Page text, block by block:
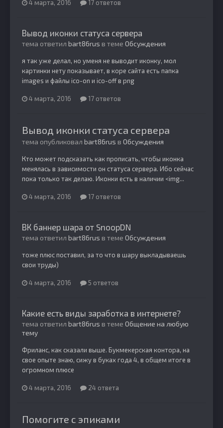
4 марта, 2016 17 ответов
Вывод иконки статуса сервера
тема ответил bart86rus в теме Обсуждения
я так уже делал, но уменя не выводит иконку, мол
картинки нету показывает, в коре сайта есть папка
images и файлы ico-on и ico-off в png
4 марта, 2016 17 ответов
Вывод иконки статуса сервера
тема опубликовал bart86rus в Обсуждения
Кто может подсказать как прописать, чтобы иконка
менялась в зависимости он статуса сервера. Ибо сейчас
пока только так делаю. Иконки есть в наличии <img...
4 марта, 2016 17 ответов
ВК баннер шара от SnoopDN
тема ответил bart86rus в теме Обсуждения
тоже плюс поставил, за то что в шару выкладываешь
свои труды)
4 марта, 2016 5 ответов
Какие есть виды заработка в интернете?
тема ответил bart86rus в теме Общение на любую
тему
Фриланс, как сказали выше. Букмекерская контора, на
свое опыте знаю, сижу в буках года 4, в общем итоге в
огромном плюсе
4 марта, 2016 24 ответа
Помогите с эпиками